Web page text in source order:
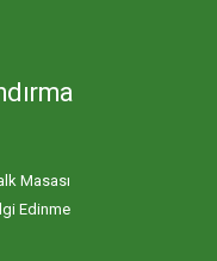
Masası
Edinme